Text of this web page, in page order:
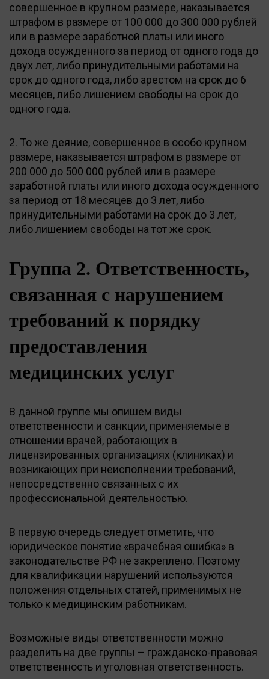
совершенное в крупном размере, наказывается
штрафом в размере от 100 000 до 300 000 рублей
или в размере заработной платы или иного
дохода осужденного за период от одного года до
двух лет, либо принудительными работами на
срок до одного года, либо арестом на срок до 6
месяцев, либо лишением свободы на срок до
одного года.
2. То же деяние, совершенное в особо крупном
размере, наказывается штрафом в размере от
200 000 до 500 000 рублей или в размере
заработной платы или иного дохода осужденного
за период от 18 месяцев до 3 лет, либо
принудительными работами на срок до 3 лет,
либо лишением свободы на тот же срок.
Группа 2. Ответственность,
связанная с нарушением
требований к порядку
предоставления
медицинских услуг
В данной группе мы опишем виды
ответственности и санкции, применяемые в
отношении врачей, работающих в
лицензированных организациях (клиниках) и
возникающих при неисполнении требований,
непосредственно связанных с их
профессиональной деятельностью.
В первую очередь следует отметить, что
юридическое понятие «врачебная ошибка» в
законодательстве РФ не закреплено. Поэтому
для квалификации нарушений используются
положения отдельных статей, применимых не
только к медицинским работникам.
Возможные виды ответственности можно
разделить на две группы – гражданско-правовая
ответственность и уголовная ответственность.